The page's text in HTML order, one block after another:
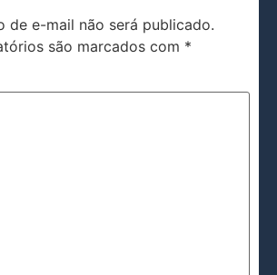
de e-mail não será publicado.
são marcados com *